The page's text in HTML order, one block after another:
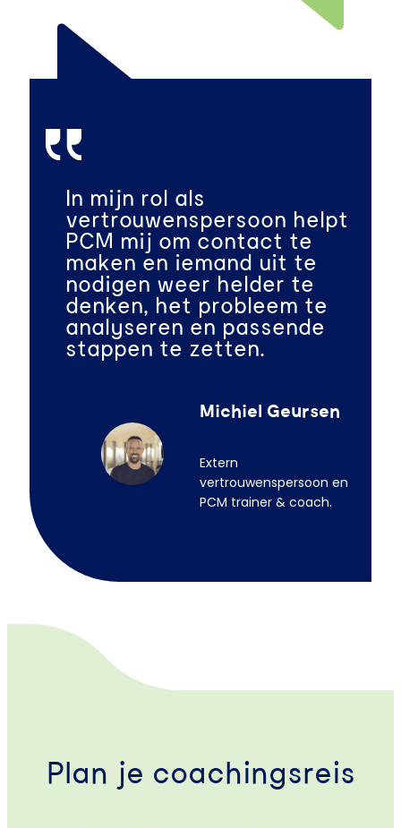
In mijn rol als
vertrouwenspersoon helpt
PCM mij om contact te
maken en iemand uit te
nodigen weer helder te
denken, het probleem te
analyseren en passende
stappen te zetten.
Michiel Geursen
Extern
vertrouwenspersoon en
PCM trainer & coach.
Plan je coachingsreis